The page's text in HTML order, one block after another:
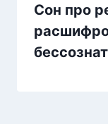
Сон про